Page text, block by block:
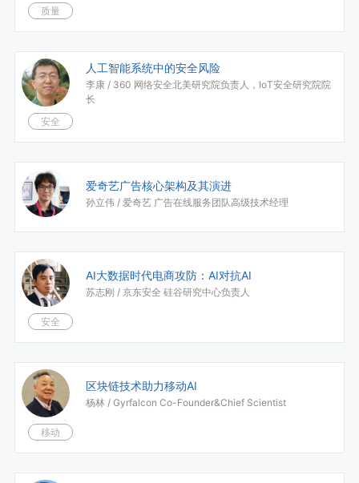
质量
人工智能系统中的安全风险
李康 / 360 网络安全北美研究院负责人，IoT安全研究院院
长
安全
爱奇艺广告核心架构及其演进
孙立伟 / 爱奇艺 广告在线服务团队高级技术经理
AI大数据时代电商攻防：AI对抗AI
苏志刚 / 京东安全 硅谷研究中心负责人
安全
区块链技术助力移动AI
杨林 / Gyrfalcon Co-Founder&Chief Scientist
移动